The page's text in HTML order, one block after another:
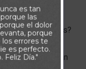
una actitud
renuentes?
agendas están tan
es tan
las
el dolor
porque
errores te
es perfecto.
Feliz Día."